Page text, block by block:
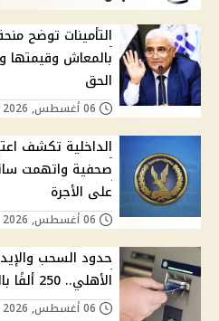
التأمينات توضح
بالمعاش
الحق
الداخلية تكشف
صحفية واتهمت
على الأجرة
الأهلي.. 250 ألفًا بالفروع و30 ألفًا يوميًا